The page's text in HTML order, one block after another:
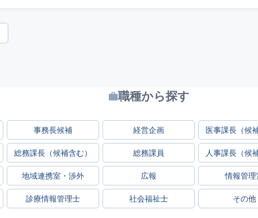
職種から探す
事務長候補 経営企画 医事課長（候
総務課長（候補含む） 総務課員 人事課長（候
地域連携室・渉外 広報 情報管理
診療情報管理士 社会福祉士 その他